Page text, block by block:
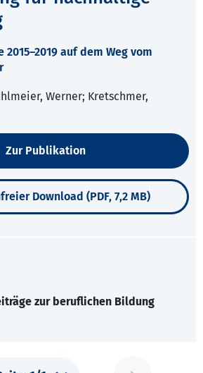
auf dem Weg vom
Werner; Kretschmer,
Zur Publikation
Download (PDF, 7,2 MB)
zur beruflichen Bildung